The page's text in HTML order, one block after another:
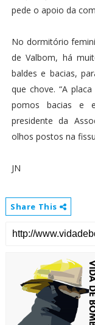
pede o apoio da
No dormitório
de Valbom, há
baldes e bacias,
que chove. “A
pomos bacias e
presidente da
olhos postos na
JN
Share This